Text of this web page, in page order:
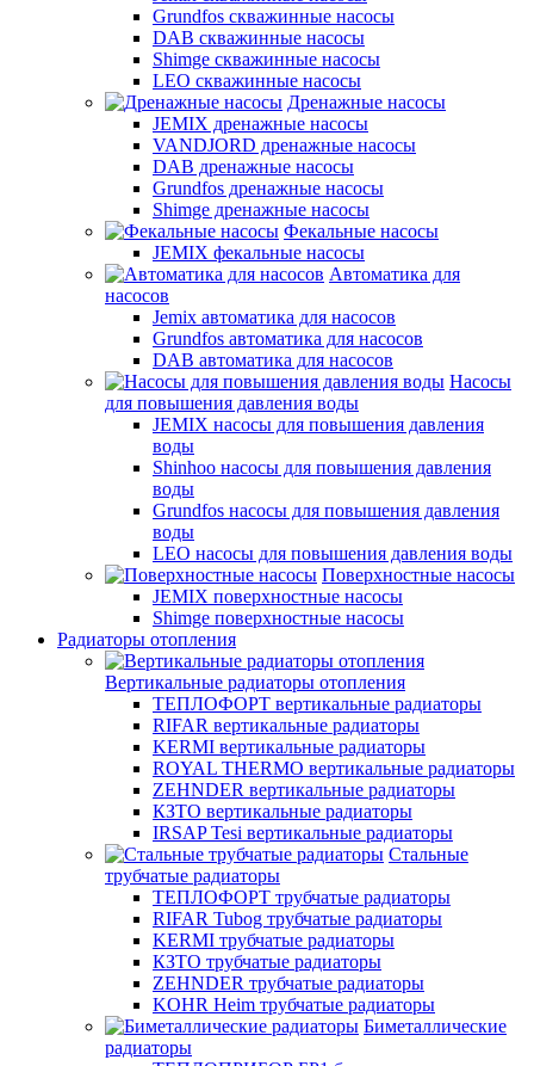
Grundfos скважинные насосы
DAB скважинные насосы
Shimge скважинные насосы
LEO скважинные насосы
Дренажные насосы
JEMIX дренажные насосы
VANDJORD дренажные насосы
DAB дренажные насосы
Grundfos дренажные насосы
Shimge дренажные насосы
Фекальные насосы
JEMIX фекальные насосы
Автоматика для
насосов
Jemix автоматика для насосов
Grundfos автоматика для насосов
DAB автоматика для насосов
Насосы
для повышения давления воды
JEMIX насосы для повышения давления
воды
Shinhoo насосы для повышения давления
воды
Grundfos насосы для повышения давления
воды
LEO насосы для повышения давления воды
Поверхностные насосы
JEMIX поверхностные насосы
Shimge поверхностные насосы
Радиаторы отопления
Вертикальные радиаторы отопления
ТЕПЛОФОРТ вертикальные радиаторы
RIFAR вертикальные радиаторы
KERMI вертикальные радиаторы
ROYAL THERMO вертикальные радиаторы
ZEHNDER вертикальные радиаторы
КЗТО вертикальные радиаторы
IRSAP Tesi вертикальные радиаторы
Стальные
трубчатые радиаторы
ТЕПЛОФОРТ трубчатые радиаторы
RIFAR Tubog трубчатые радиаторы
KERMI трубчатые радиаторы
КЗТО трубчатые радиаторы
ZEHNDER трубчатые радиаторы
KOHR Heim трубчатые радиаторы
Биметаллические
радиаторы